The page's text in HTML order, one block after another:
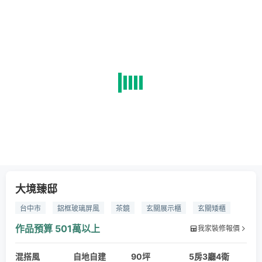
大境臻邸
台中市 鋁框玻璃屏風 茶鏡 玄關展示櫃
玄關矮櫃
薄板磁磚
藝術塗料 客廳吧檯設計
線板
玫瑰粉系統櫃
孝親房 木作扶手
鍍鈦金屬飾條
作品預算 501萬以上 我家裝修報價
混搭風 自地自建 90坪 5房3廳4衛